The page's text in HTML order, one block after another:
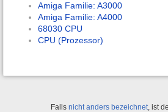
Amiga Familie: A3000
Amiga Familie: A4000
68030 CPU
CPU (Prozessor)
Falls nicht anders bezeichnet, ist